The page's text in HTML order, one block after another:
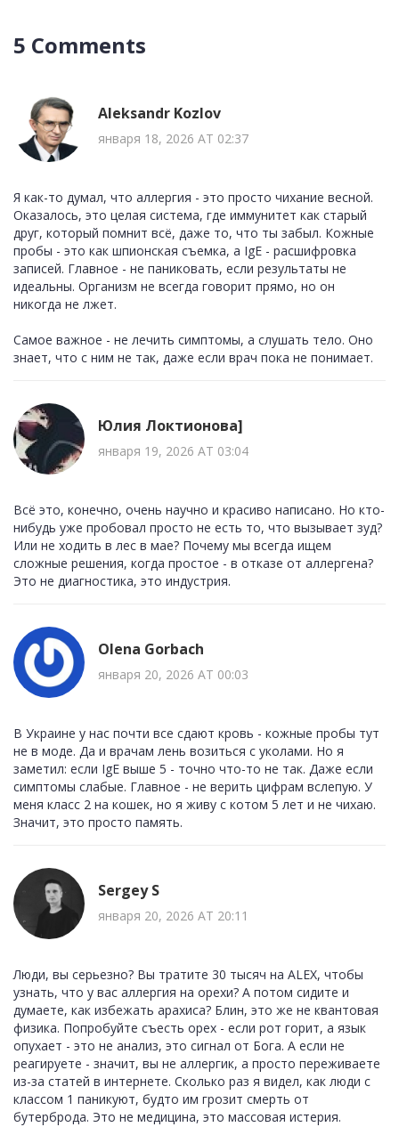
5 Comments
Aleksandr Kozlov
января 18, 2026 AT 02:37
Я как-то думал, что аллергия - это просто чихание весной.
Оказалось, это целая система, где иммунитет как старый
друг, который помнит всё, даже то, что ты забыл. Кожные
пробы - это как шпионская съемка, а IgE - расшифровка
записей. Главное - не паниковать, если результаты не
идеальны. Организм не всегда говорит прямо, но он
никогда не лжет.
Самое важное - не лечить симптомы, а слушать тело. Оно
знает, что с ним не так, даже если врач пока не понимает.
Юлия Локтионова]
января 19, 2026 AT 03:04
Всё это, конечно, очень научно и красиво написано. Но кто-
нибудь уже пробовал просто не есть то, что вызывает зуд?
Или не ходить в лес в мае? Почему мы всегда ищем
сложные решения, когда простое - в отказе от аллергена?
Это не диагностика, это индустрия.
Olena Gorbach
января 20, 2026 AT 00:03
В Украине у нас почти все сдают кровь - кожные пробы тут
не в моде. Да и врачам лень возиться с уколами. Но я
заметил: если IgE выше 5 - точно что-то не так. Даже если
симптомы слабые. Главное - не верить цифрам вслепую. У
меня класс 2 на кошек, но я живу с котом 5 лет и не чихаю.
Значит, это просто память.
Sergey S
января 20, 2026 AT 20:11
Люди, вы серьезно? Вы тратите 30 тысяч на ALEX, чтобы
узнать, что у вас аллергия на орехи? А потом сидите и
думаете, как избежать арахиса? Блин, это же не квантовая
физика. Попробуйте съесть орех - если рот горит, а язык
опухает - это не анализ, это сигнал от Бога. А если не
реагируете - значит, вы не аллергик, а просто переживаете
из-за статей в интернете. Сколько раз я видел, как люди с
классом 1 паникуют, будто им грозит смерть от
бутерброда. Это не медицина, это массовая истерия.